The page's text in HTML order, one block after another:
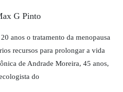
anos o tratamento da menopausa
recursos para prolongar a vida
de Andrade Moreira, 45 anos,
do